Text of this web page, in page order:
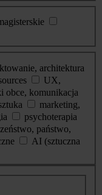
architektura
UX,
obce, komunikacja
marketing,
psychoterapia
państwo,
AI (sztuczna